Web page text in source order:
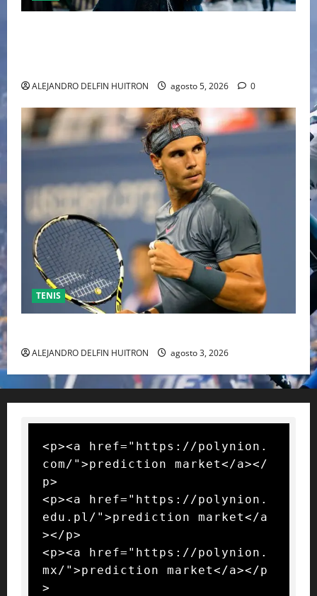
ALEJANDRO DELFIN HUITRON agosto 5, 2026 0
TENIS
ALEJANDRO DELFIN HUITRON agosto 3, 2026
<p><a href="https://polynion.
com/">prediction market</a></
p>
<p><a href="https://polynion.
edu.pl/">prediction market</a
></p>
<p><a href="https://polynion.
mx/">prediction market</a></p
>